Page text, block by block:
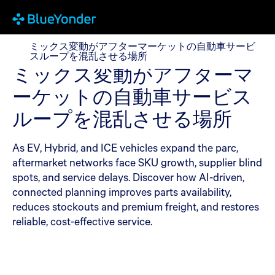
ミックス変動がアフターマーケットの自動車サービス
ミックス変動がアフターマーケットの自動車サービ
スループを混乱させる場所
ミックス変動がアフターマ
ーケットの自動車サービス
ループを混乱させる場所
As EV, Hybrid, and ICE vehicles expand the parc,
aftermarket networks face SKU growth, supplier blind
spots, and service delays. Discover how AI-driven,
connected planning improves parts availability,
reduces stockouts and premium freight, and restores
reliable, cost-effective service.